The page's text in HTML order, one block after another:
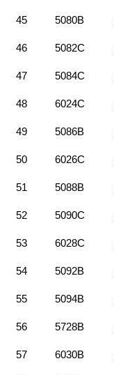
45 5080B
46 5082C
47 5084C
48 6024C
49 5086B
50 6026C
51 5088B
52 5090C
53 6028C
54 5092B
55 5094B
56 5728B
57 6030B